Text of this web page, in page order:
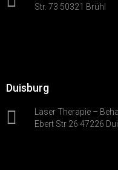
Str. 73 50321 Brühl
Duisburg
Laser Therapie –
Ebert Str 26 47226